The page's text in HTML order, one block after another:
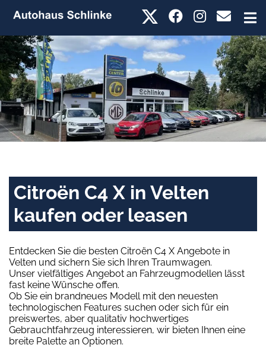
Citroën C4 X in Velten
kaufen oder leasen
Entdecken Sie die besten Citroën C4 X Angebote in
Velten und sichern Sie sich Ihren Traumwagen.
Unser vielfältiges Angebot an Fahrzeugmodellen lässt
fast keine Wünsche offen.
Ob Sie ein brandneues Modell mit den neuesten
technologischen Features suchen oder sich für ein
preiswertes, aber qualitativ hochwertiges
Gebrauchtfahrzeug interessieren, wir bieten Ihnen eine
breite Palette an Optionen.